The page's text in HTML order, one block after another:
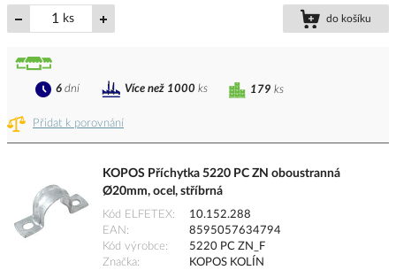
ks do košíku
Přidat k porovnání
179 ks
6 dní Více než 1000 ks
KOPOS Příchytka 5220 PC ZN oboustranná
Ø20mm, ocel, stříbrná
Kód ELFETEX
10.152.288
EAN
8595057634794
Kód výrobce
5220 PC ZN_F
Značka
KOPOS KOLÍN